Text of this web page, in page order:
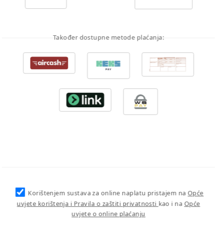
Također dostupne metode plaćanja:
Korištenjem sustava za online naplatu pristajem na Opće
uvjete korištenja i Pravila o zaštiti privatnosti kao i na Opće
uvjete o online plaćanju